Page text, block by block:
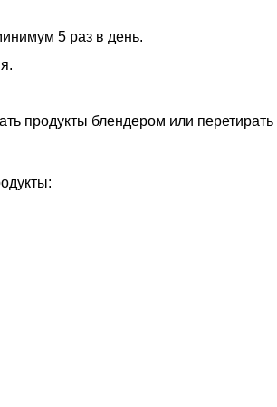
5 раз в день.
продукты блендером или перетирать